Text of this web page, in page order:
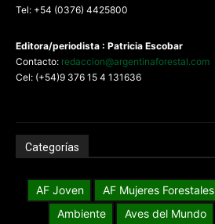
Tel: +54 (0376) 4425800
Editora/periodista : Patricia Escobar
Contacto: redaccion@argentinaforestal.com
Cel: (+54)9 376 15 4 131636
Categorías
AF Joven AF Mujeres Forestales
Ambiente
Aves del Mundo